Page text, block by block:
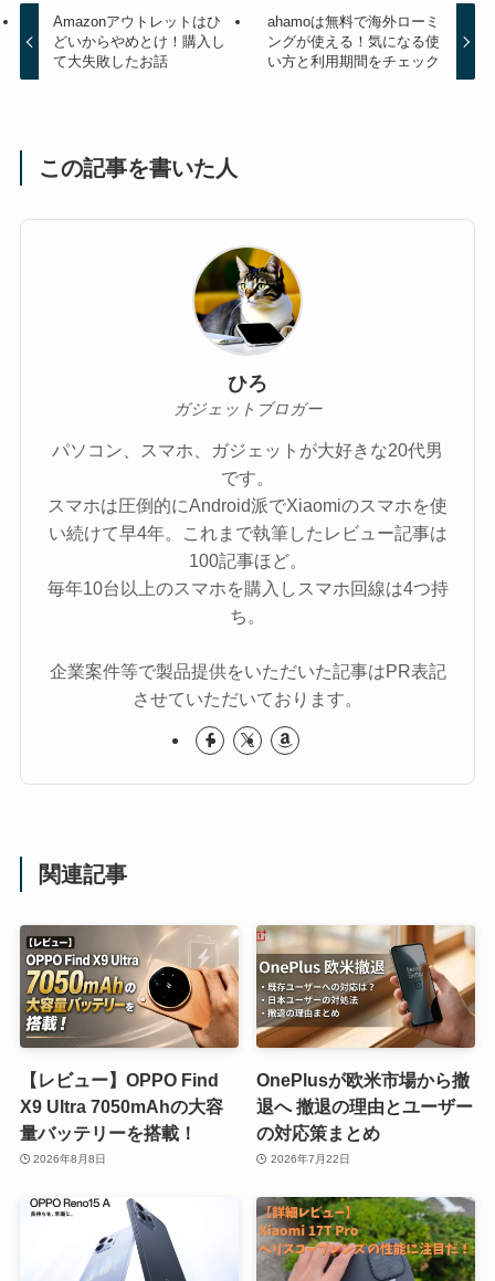
Amazonアウトレットはひ
どいからやめとけ！購入し
て大失敗したお話
ahamoは無料で海外ローミ
ングが使える！気になる使
い方と利用期間をチェック
この記事を書いた人
ひろ
ガジェットブロガー
パソコン、スマホ、ガジェットが大好きな20代男
です。
スマホは圧倒的にAndroid派でXiaomiのスマホを使
い続けて早4年。これまで執筆したレビュー記事は
100記事ほど。
毎年10台以上のスマホを購入しスマホ回線は4つ持
ち。
企業案件等で製品提供をいただいた記事はPR表記
させていただいております。
関連記事
【レビュー】OPPO Find
X9 Ultra 7050mAhの大容
量バッテリーを搭載！
2026年8月8日
OnePlusが欧米市場から撤
退へ 撤退の理由とユーザー
の対応策まとめ
2026年7月22日